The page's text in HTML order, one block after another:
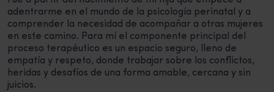
adentrarme en el mundo de la psicología perinatal y a
comprender la necesidad de acompañar a otras mujeres
en este camino. Para mí el componente principal del
proceso terapéutico es un espacio seguro, lleno de
empatía y respeto, donde trabajar sobre los conflictos,
heridas y desafíos de una forma amable, cercana y sin
juicios.